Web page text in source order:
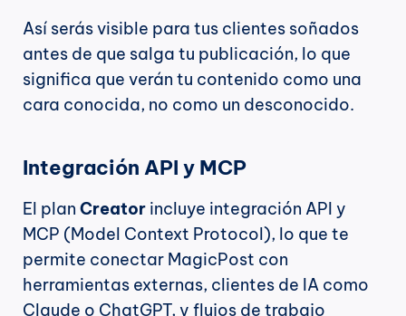
Así serás visible para tus clientes soñados
antes de que salga tu publicación, lo que
significa que verán tu contenido como una
cara conocida, no como un desconocido.
Integración API y MCP
El plan Creator incluye integración API y
MCP (Model Context Protocol), lo que te
permite conectar MagicPost con
herramientas externas, clientes de IA como
Claude o ChatGPT, y flujos de trabajo